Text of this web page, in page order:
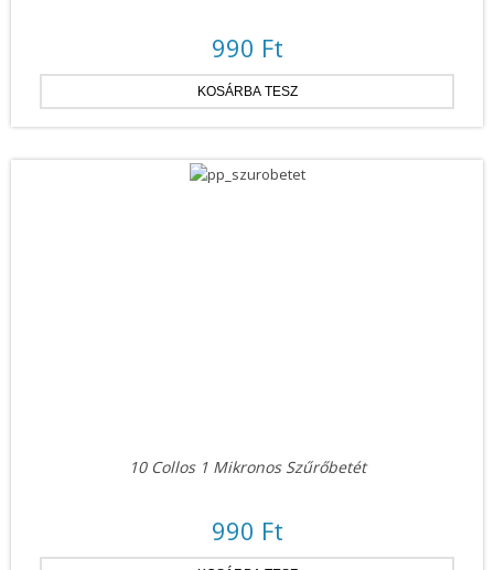
990 Ft
10 Collos 1 Mikronos Szűrőbetét
990 Ft